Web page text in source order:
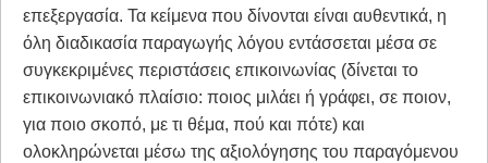
επεξεργασία. Τα κείμενα που δίνονται είναι αυθεντικά, η
όλη διαδικασία παραγωγής λόγου εντάσσεται μέσα σε
συγκεκριμένες περιστάσεις επικοινωνίας (δίνεται το
επικοινωνιακό πλαίσιο: ποιος μιλάει ή γράφει, σε ποιον,
για ποιο σκοπό, με τι θέμα, πού και πότε) και
ολοκληρώνεται μέσω της αξιολόγησης του παραγόμενου